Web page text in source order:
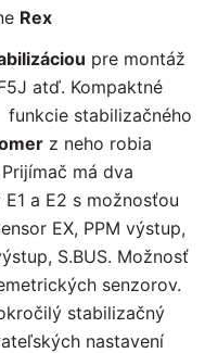
Rex
pre montáž
atď. Kompaktné
stabilizačného
z neho robia
má dva
a E2 s možnosťou
EX, PPM výstup,
S.BUS. Možnosť
senzorov.
stabilizačný
nastavení